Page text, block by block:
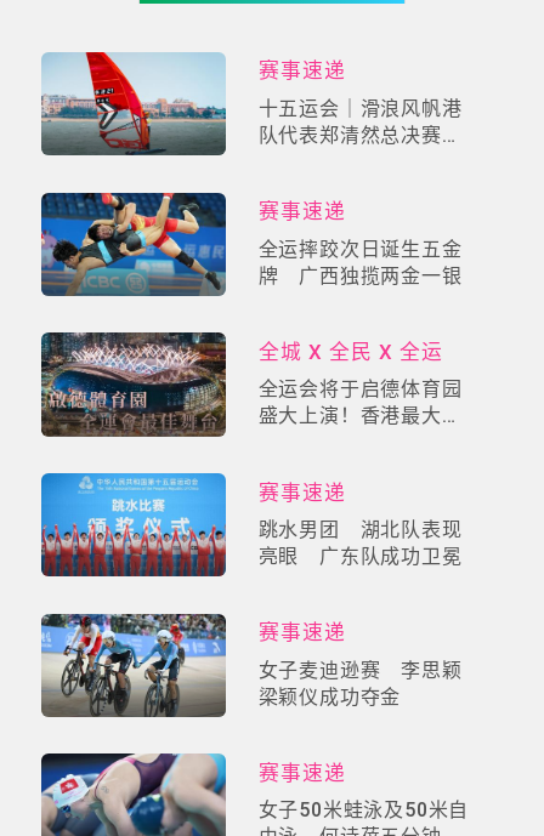
赛事速递
十五运会｜滑浪风帆港
队代表郑清然总决赛获
赛事速递
全运摔跤次日诞生五金
牌 广西独揽两金一银
全城 X 全民 X 全运
全运会将于启德体育园
盛大上演！香港最大体
赛事速递
跳水男团 湖北队表现
亮眼 广东队成功卫冕
赛事速递
女子麦迪逊赛 李思颖
梁颖仪成功夺金
赛事速递
女子50米蛙泳及50米自